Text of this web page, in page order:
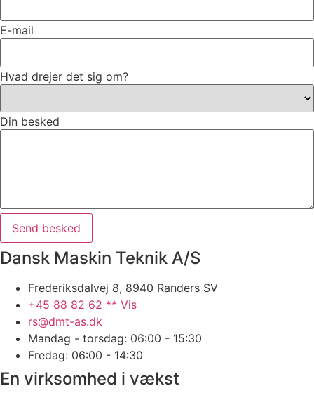
E-mail
Hvad drejer det sig om?
Din besked
Send besked
Dansk Maskin Teknik A/S
Frederiksdalvej 8, 8940 Randers SV
+45 88 82 62 ** Vis
rs@dmt-as.dk
Mandag - torsdag: 06:00 - 15:30
Fredag: 06:00 - 14:30
En virksomhed i vækst